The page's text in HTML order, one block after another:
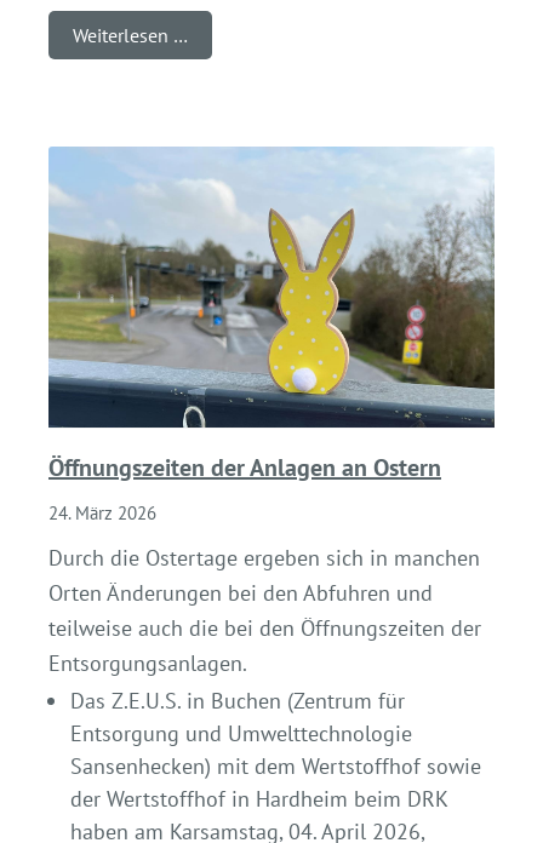
Weiterlesen …
Öffnungszeiten der Anlagen an Ostern
24. März 2026
Durch die Ostertage ergeben sich in manchen
Orten Änderungen bei den Abfuhren und
teilweise auch die bei den Öffnungszeiten der
Entsorgungsanlagen.
Das Z.E.U.S. in Buchen (Zentrum für
Entsorgung und Umwelttechnologie
Sansenhecken) mit dem Wertstoffhof sowie
der Wertstoffhof in Hardheim beim DRK
haben am Karsamstag, 04. April 2026,